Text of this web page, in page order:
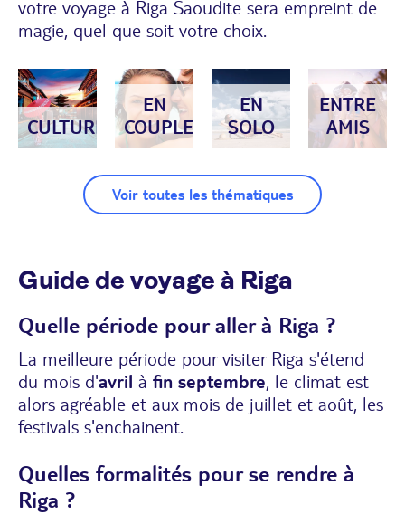
votre voyage à Riga Saoudite sera empreint de
magie, quel que soit votre choix.
CULTURE
EN
COUPLE
EN
SOLO
ENTRE
AMIS
Voir toutes les thématiques
Guide de voyage à Riga
Quelle période pour aller à Riga ?
La meilleure période pour visiter Riga s'étend
du mois d'avril à fin septembre, le climat est
alors agréable et aux mois de juillet et août, les
festivals s'enchainent.
Quelles formalités pour se rendre à
Riga ?